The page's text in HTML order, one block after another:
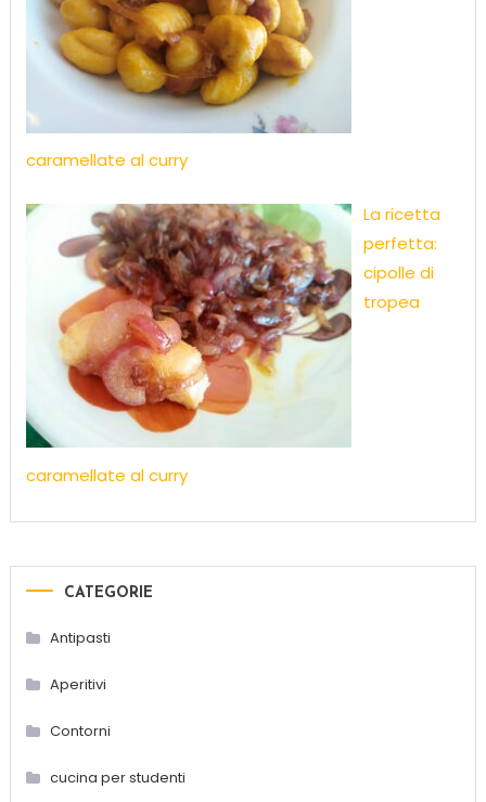
caramellate al curry
La ricetta
perfetta:
cipolle di
tropea
caramellate al curry
CATEGORIE
Antipasti
Aperitivi
Contorni
cucina per studenti